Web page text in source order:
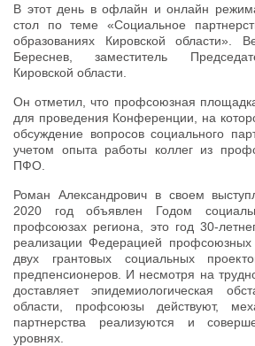
В этот день в офлайн и онлайн
стол по теме «Социальное
образованиях Кировской области».
Береснев, заместитель
Кировской области.
Он отметил, что профсоюзная
для проведения Конференции, на
обсуждение вопросов социального
учетом опыта работы коллег из
ПФО.
Роман Александрович в своем
2020 год объявлен Годом
профсоюзах региона, это год 30-
реализации Федерацией профсоюзных
двух грантовых социальных
предпенсионеров. И несмотря на
доставляет эпидемиологическая
области, профсоюзы действуют,
партнерства реализуются и
уровнях.